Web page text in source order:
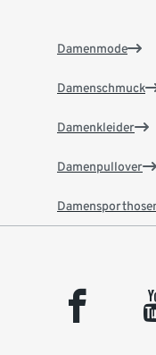
Damenmode
Damenschmuck
Damenkleider
Damenpullover
facebook